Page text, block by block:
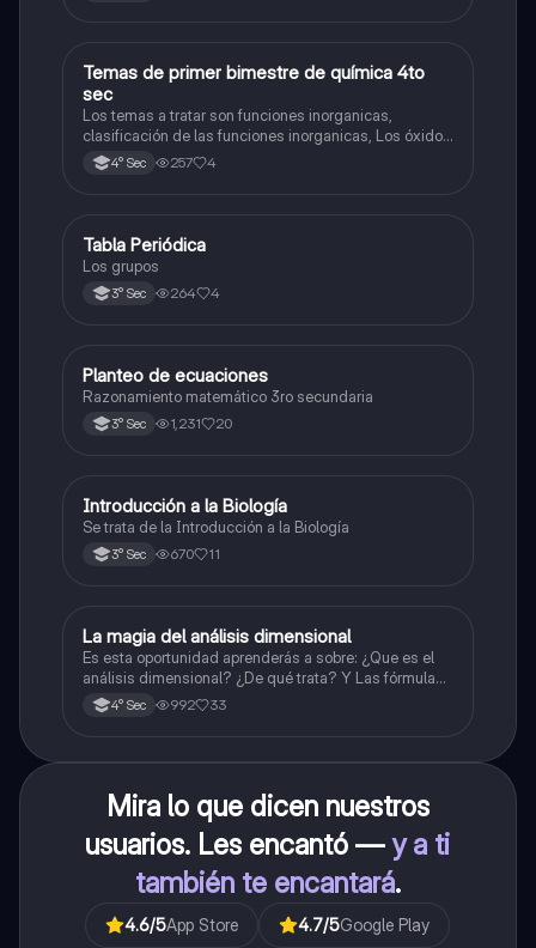
Química
Temas de primer bimestre de química 4to
sec
Los temas a tratar son funciones inorganicas,
clasificación de las funciones inorganicas, Los óxidos
y los óxidos ácidos
4° Sec 257 4
Química
Tabla Periódica
Los grupos
3° Sec 264 4
Matemáticas
Planteo de ecuaciones
Razonamiento matemático 3ro secundaria
3° Sec 1,231 20
Biología
Introducción a la Biología
Se trata de la Introducción a la Biología
3° Sec 670 11
Física
La magia del análisis dimensional
Es esta oportunidad aprenderás a sobre: ¿Que es el
análisis dimensional? ¿De qué trata? Y Las fórmulas
de las magnitudes fundamentales y derivadas.
4° Sec 992 33
Mira lo que dicen nuestros
usuarios. Les encantó —y a ti
también te encantará.
4.6/5App Store 4.7/5Google Play